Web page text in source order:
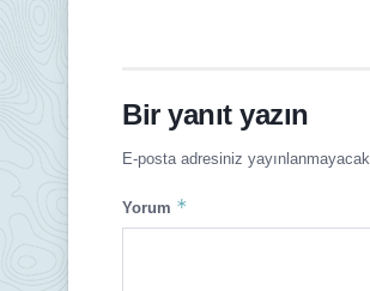
Bir yanıt yazın
E-posta adresiniz yayınlanmayacak.
Yorum *